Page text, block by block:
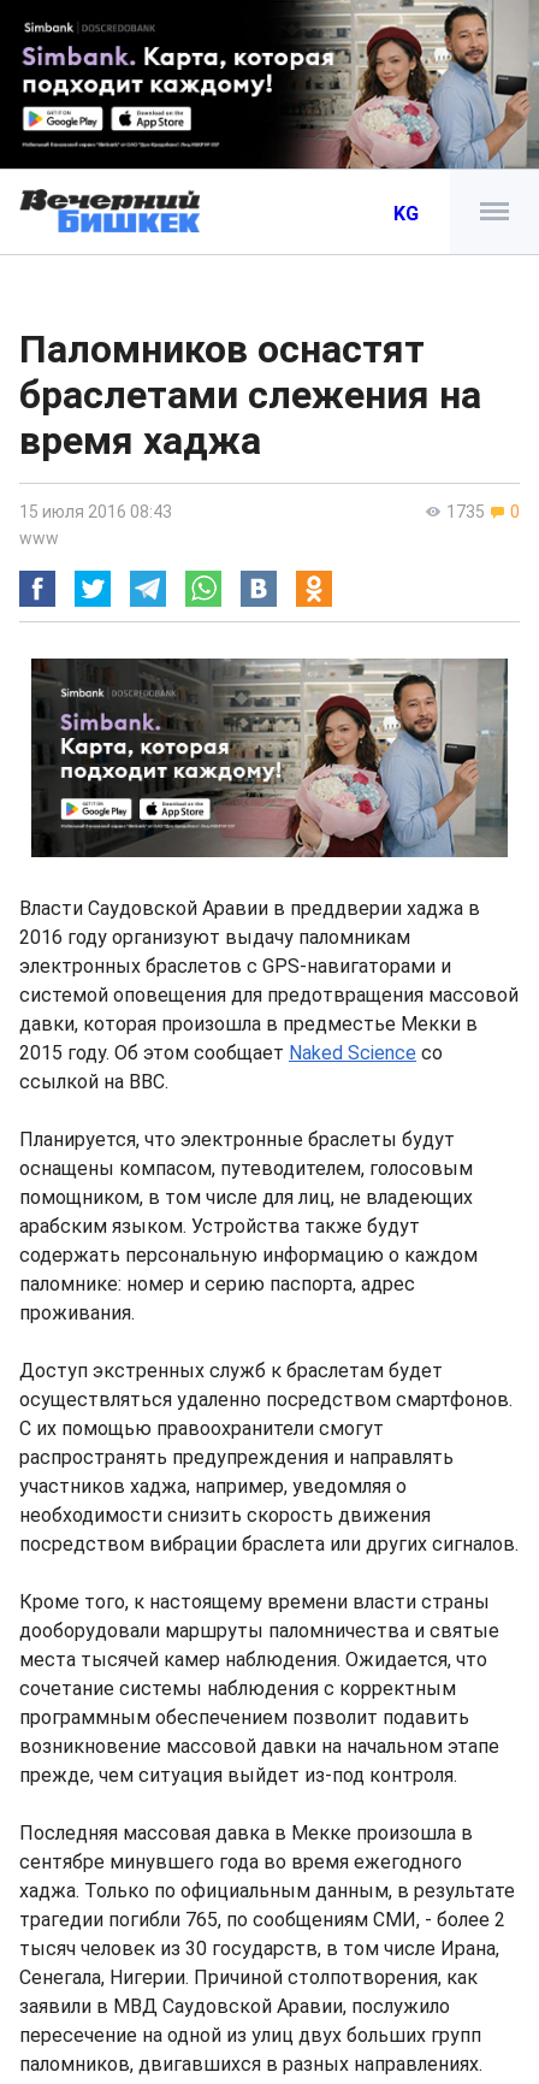
KG
Паломников оснастят
браслетами слежения на
время хаджа
1735 0
15 июля 2016 08:43
www
Власти Саудовской Аравии в преддверии хаджа в
2016 году организуют выдачу паломникам
электронных браслетов с GPS-навигаторами и
системой оповещения для предотвращения массовой
давки, которая произошла в предместье Мекки в
2015 году. Об этом сообщает Naked Science со
ссылкой на BBC.
Планируется, что электронные браслеты будут
оснащены компасом, путеводителем, голосовым
помощником, в том числе для лиц, не владеющих
арабским языком. Устройства также будут
содержать персональную информацию о каждом
паломнике: номер и серию паспорта, адрес
проживания.
Доступ экстренных служб к браслетам будет
осуществляться удаленно посредством смартфонов.
С их помощью правоохранители смогут
распространять предупреждения и направлять
участников хаджа, например, уведомляя о
необходимости снизить скорость движения
посредством вибрации браслета или других сигналов.
Кроме того, к настоящему времени власти страны
дооборудовали маршруты паломничества и святые
места тысячей камер наблюдения. Ожидается, что
сочетание системы наблюдения с корректным
программным обеспечением позволит подавить
возникновение массовой давки на начальном этапе
прежде, чем ситуация выйдет из-под контроля.
Последняя массовая давка в Мекке произошла в
сентябре минувшего года во время ежегодного
хаджа. Только по официальным данным, в результате
трагедии погибли 765, по сообщениям СМИ, - более 2
тысяч человек из 30 государств, в том числе Ирана,
Сенегала, Нигерии. Причиной столпотворения, как
заявили в МВД Саудовской Аравии, послужило
пересечение на одной из улиц двух больших групп
паломников, двигавшихся в разных направлениях.